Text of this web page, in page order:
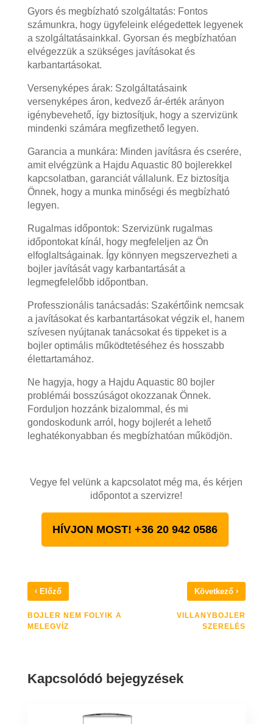
Gyors és megbízható szolgáltatás: Fontos
számunkra, hogy ügyfeleink elégedettek legyenek
a szolgáltatásainkkal. Gyorsan és megbízhatóan
elvégezzük a szükséges javításokat és
karbantartásokat.
Versenyképes árak: Szolgáltatásaink
versenyképes áron, kedvező ár-érték arányon
igénybevehető, így biztosítjuk, hogy a szervizünk
mindenki számára megfizethető legyen.
Garancia a munkára: Minden javításra és cserére,
amit elvégzünk a Hajdu Aquastic 80 bojlerekkel
kapcsolatban, garanciát vállalunk. Ez biztosítja
Önnek, hogy a munka minőségi és megbízható
legyen.
Rugalmas időpontok: Szervizünk rugalmas
időpontokat kínál, hogy megfeleljen az Ön
elfoglaltságainak. Így könnyen megszervezheti a
bojler javítását vagy karbantartását a
legmegfelelőbb időpontban.
Professzionális tanácsadás: Szakértőink nemcsak
a javításokat és karbantartásokat végzik el, hanem
szívesen nyújtanak tanácsokat és tippeket is a
bojler optimális működtetéséhez és hosszabb
élettartamához.
Ne hagyja, hogy a Hajdu Aquastic 80 bojler
problémái bosszúságot okozzanak Önnek.
Forduljon hozzánk bizalommal, és mi
gondoskodunk arról, hogy bojlerét a lehető
leghatékonyabban és megbízhatóan működjön.
Vegye fel velünk a kapcsolatot még ma, és kérjen
időpontot a szervizre!
HÍVJON MOST! +36 20 942 0586
‹Előző
BOJLER NEM FOLYIK A
MELEGVÍZ
Következő›
VILLANYBOJLER
SZERELÉS
Kapcsolódó bejegyzések